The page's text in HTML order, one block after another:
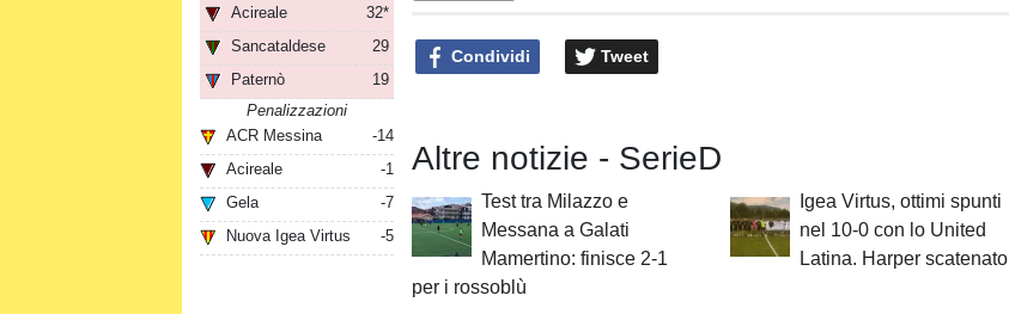
Acireale
32*
Sancataldese
29
Paternò
19
Penalizzazioni
ACR Messina
-14
Acireale
-1
Gela
-7
Nuova Igea Virtus
-5
Condividi Tweet
Altre notizie - SerieD
Test tra Milazzo e
Messana a Galati
Mamertino: finisce 2-1
per i rossoblù
Igea Virtus, ottimi spunti
nel 10-0 con lo United
Latina. Harper scatenato